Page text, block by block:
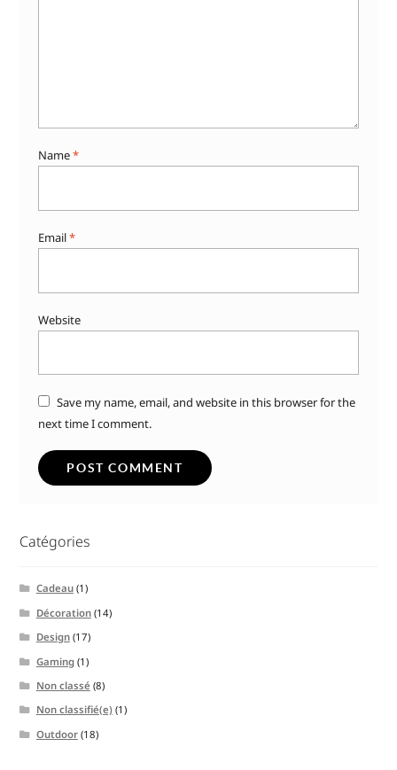
Name*
Email*
Website
Save my name, email, and website in this browser for the
next time I comment.
Catégories
Cadeau(1)
Décoration(14)
Design(17)
Gaming(1)
Non classé (8)
Non classifié(e)(1)
Outdoor(18)